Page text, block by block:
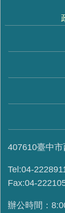
407610臺中
Tel:04-
Fax:04-
辦公時間：